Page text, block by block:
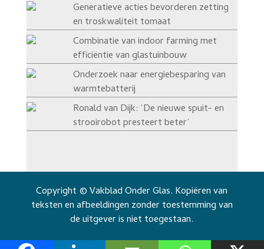
Generatieve acties bevorderen zetting
en troskwaliteit tomaat
Combinatie van indoor farming met
efficiëntie van glastuinbouw
Onderzoek naar energiebesparing van
warmtebatterij
Ronald van Dijk: ‘De nieuwe spuit- en
strooirobot presteert beter’
Copyright © Vakblad Onder Glas. Kopiëren van
teksten en afbeeldingen zonder toestemming van
de uitgever is niet toegestaan.